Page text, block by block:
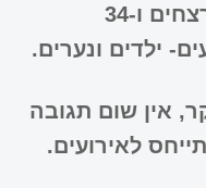
כדורגל במג'דל שמס. 12 נרצחים ו-34
ילדים ונערים.
אין שום תגובה
לאירועים.